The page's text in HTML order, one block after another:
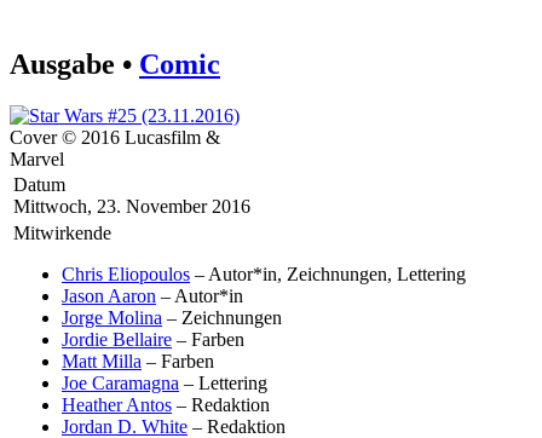
Ausgabe • Comic
Cover © 2016 Lucasfilm &
Marvel
Datum
Mittwoch, 23. November 2016
Mitwirkende
Chris Eliopoulos – Autor*in, Zeichnungen, Lettering
Jason Aaron – Autor*in
Jorge Molina – Zeichnungen
Jordie Bellaire – Farben
Matt Milla – Farben
Joe Caramagna – Lettering
Heather Antos – Redaktion
Jordan D. White – Redaktion